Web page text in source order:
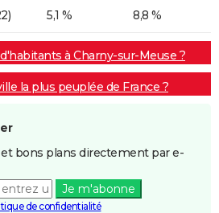
5,1 % 8,8 %
à Charny-sur-Meuse ?
la plus peuplée de France ?
bons plans directement par e-
Je m'abonne
de confidentialité